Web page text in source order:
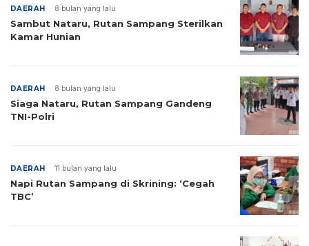
DAERAH 8 bulan yang lalu
Sambut Nataru, Rutan Sampang Sterilkan
Kamar Hunian
DAERAH 8 bulan yang lalu
Siaga Nataru, Rutan Sampang Gandeng
TNI-Polri
DAERAH 11 bulan yang lalu
Napi Rutan Sampang di Skrining: ‘Cegah
TBC’